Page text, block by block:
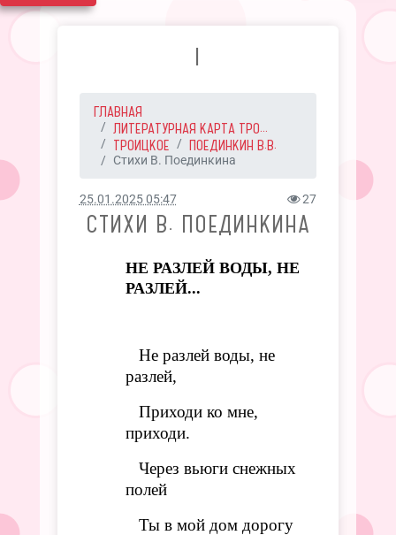
I
ГЛАВНАЯ
ЛИТЕРАТУРНАЯ КАРТА ТРО...
ТРОИЦКОЕ
ПОЕДИНКИН В.В.
Стихи В. Поединкина
25.01.2025 05:47 27
СТИХИ В. ПОЕДИНКИНА
НЕ РАЗЛЕЙ ВОДЫ, НЕ
РАЗЛЕЙ...
Не разлей воды, не
разлей,
Приходи ко мне,
приходи.
Через вьюги снежных
полей
Ты в мой дом дорогу